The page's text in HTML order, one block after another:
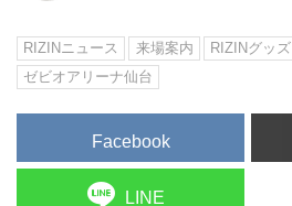
RIZINニュース 来場案内 RIZINグッズ
ゼビオアリーナ仙台
Facebook
LINE